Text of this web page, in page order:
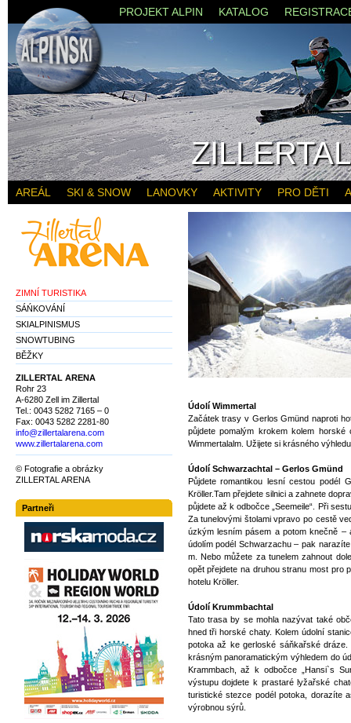
Údolí Wimmertal
Začátek trasy v Gerlos Gmünd naproti
půjdete pomalým krokem kolem
Wimmertalalm. Užijete si krásného
Údolí Schwarzachtal – Gerlos Gmünd
Půjdete romantikou lesní cestou podél
Kröller.Tam přejdete silnici a zahnete
půjdete až k odbočce „Seemeile“. Při
Za tunelovými štolami vpravo po cestě
úzkým lesním pásem a potom knečně –
údolím podél Schwarzachu – pak
m. Nebo můžete za tunelem zahnout
opět přejdete na druhou stranu most pro
hotelu Kröller.
Údolí Krummbachtal
Tato trasa by se mohla nazývat také
hned tři horské chaty. Kolem údolní
potoka až ke gerloské sáňkařské
krásným panoramatickým výhledem do
Krammbach, až k odbočce „Hansi`s
výstupu dojdete k prastaré lyžařské
turistické stezce podél potoka, dorazíte
výrobnou sýrů.
ZIMNÍ TURISTIKA
SÁŃKOVÁNÍ
SKIALPINISMUS
SNOWTUBING
BĚŽKY
ZILLERTAL ARENA
Rohr 23
A-6280 Zell im Zillertal
Tel.: 0043 5282 7165 – 0
Fax: 0043 5282 2281-80
info@zillertalarena.com
www.zillertalarena.com
© Fotografie a obrázky
ZILLERTAL ARENA
Partneři
PROJEKT ALPIN KATALOG
AREÁL SKI & SNOW LANOVKY AKTIVITY PRO DĚTI